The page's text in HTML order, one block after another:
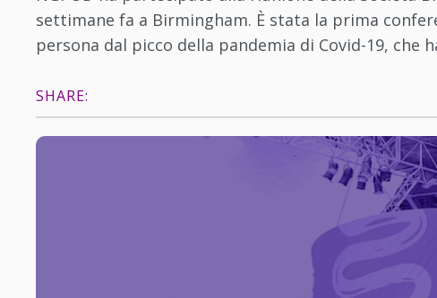
settimane fa a Birmingham. È stata la prima
persona dal picco della pandemia di Covid-19, che
SHARE: